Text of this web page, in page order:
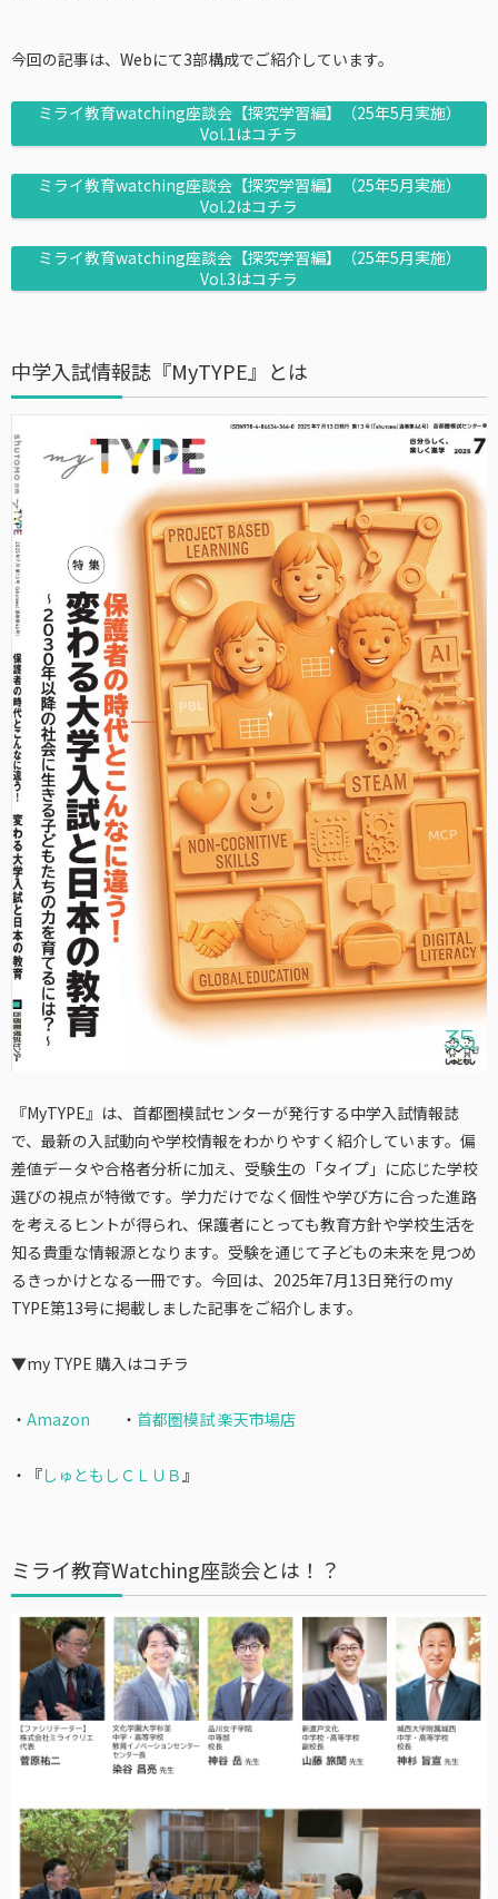
今回の記事は、Webにて3部構成でご紹介しています。
ミライ教育watching座談会【探究学習編】（25年5月実施）
Vol.1はコチラ
ミライ教育watching座談会【探究学習編】（25年5月実施）
Vol.2はコチラ
ミライ教育watching座談会【探究学習編】（25年5月実施）
Vol.3はコチラ
中学入試情報誌『MyTYPE』とは
『MyTYPE』は、首都圏模試センターが発行する中学入試情報誌
で、最新の入試動向や学校情報をわかりやすく紹介しています。偏
差値データや合格者分析に加え、受験生の「タイプ」に応じた学校
選びの視点が特徴です。学力だけでなく個性や学び方に合った進路
を考えるヒントが得られ、保護者にとっても教育方針や学校生活を
知る貴重な情報源となります。受験を通じて子どもの未来を見つめ
るきっかけとなる一冊です。今回は、2025年7月13日発行のmy
TYPE第13号に掲載しました記事をご紹介します。
▼my TYPE 購入はコチラ
・ Amazon ・ 首都圏模試 楽天市場店
・『しゅともしＣＬＵＢ 』
ミライ教育Watching座談会とは！？